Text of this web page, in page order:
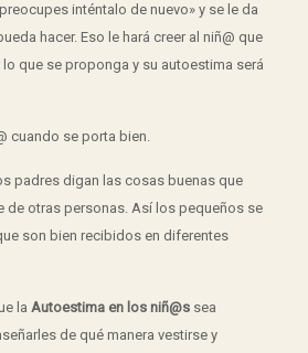
inténtalo de nuevo» y se le da
hacer. Eso le hará creer al niñ@ que
que se proponga y su autoestima será
cuando se porta bien.
padres digan las cosas buenas que
de otras personas. Así los pequeños se
son bien recibidos en diferentes
la Autoestima en los niñ@ssea
de qué manera vestirse y